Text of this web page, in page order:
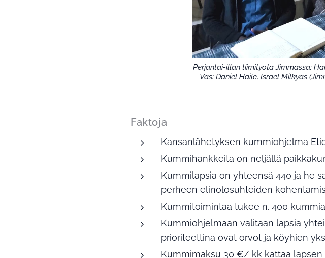
Perjantai-illan tiimityötä Jimmassa:
Vas: Daniel Haile, Israel Milkyas
Faktoja
Kansanlähetyksen kummiohjelma
Kummihankkeita on neljällä
Kummilapsia on yhteensä 440 ja he
perheen elinolosuhteiden
Kummitoimintaa tukee n. 400
Kummiohjelmaan valitaan lapsia
prioriteettina ovat orvot ja köyhien
Kummimaksu 30 €/ kk kattaa